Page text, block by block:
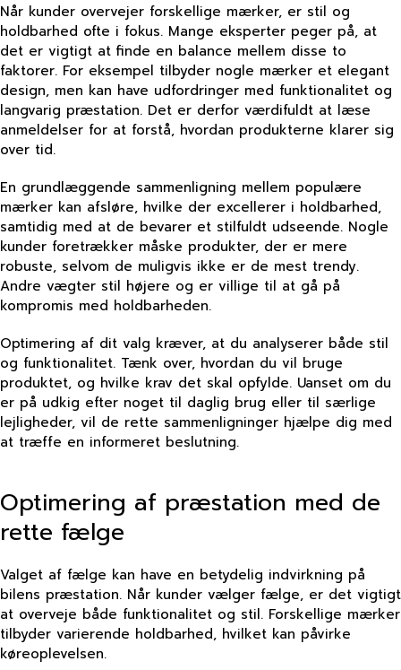
Når kunder overvejer forskellige mærker, er stil og
holdbarhed ofte i fokus. Mange eksperter peger på, at
det er vigtigt at finde en balance mellem disse to
faktorer. For eksempel tilbyder nogle mærker et elegant
design, men kan have udfordringer med funktionalitet og
langvarig præstation. Det er derfor værdifuldt at læse
anmeldelser for at forstå, hvordan produkterne klarer sig
over tid.
En grundlæggende sammenligning mellem populære
mærker kan afsløre, hvilke der excellerer i holdbarhed,
samtidig med at de bevarer et stilfuldt udseende. Nogle
kunder foretrækker måske produkter, der er mere
robuste, selvom de muligvis ikke er de mest trendy.
Andre vægter stil højere og er villige til at gå på
kompromis med holdbarheden.
Optimering af dit valg kræver, at du analyserer både stil
og funktionalitet. Tænk over, hvordan du vil bruge
produktet, og hvilke krav det skal opfylde. Uanset om du
er på udkig efter noget til daglig brug eller til særlige
lejligheder, vil de rette sammenligninger hjælpe dig med
at træffe en informeret beslutning.
Optimering af præstation med de
rette fælge
Valget af fælge kan have en betydelig indvirkning på
bilens præstation. Når kunder vælger fælge, er det vigtigt
at overveje både funktionalitet og stil. Forskellige mærker
tilbyder varierende holdbarhed, hvilket kan påvirke
køreoplevelsen.